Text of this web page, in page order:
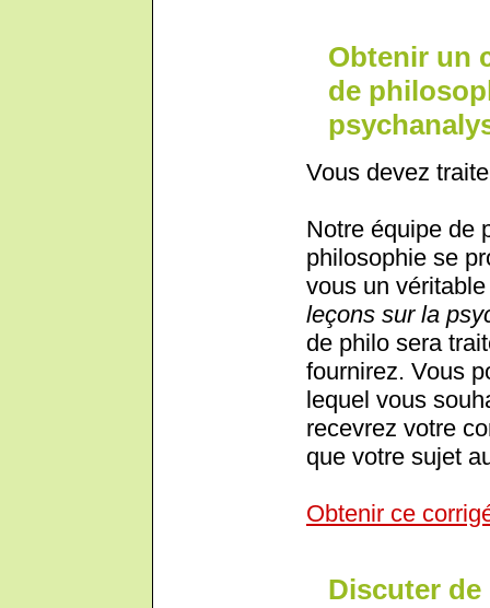
Obtenir un
de
Vous devez
Notre équipe de
philosophie se
vous un
leçons sur la
de philo sera
fournirez. Vous
lequel vous
recevrez votre
que votre sujet
Obtenir ce
Discuter de